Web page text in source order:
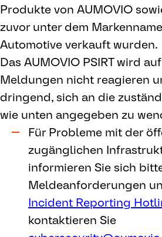
Produkte von AUMOVIO
zuvor unter dem
Automotive verkauft wurden.
Das AUMOVIO PSIRT wird
Meldungen nicht reagieren
dringend, sich an die
wie unten angegeben zu
Für Probleme mit der
zugänglichen
informieren Sie sich
Meldeanforderungen
Incident Reporting
kontaktieren Sie